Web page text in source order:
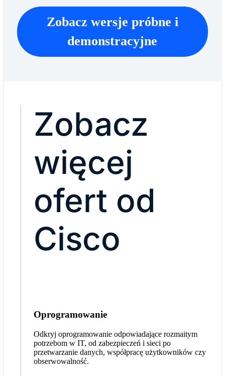
Zobacz wersje próbne i
demonstracyjne
Zobacz
więcej
ofert od
Cisco
Oprogramowanie
Odkryj oprogramowanie odpowiadające rozmaitym
potrzebom w IT, od zabezpieczeń i sieci po
przetwarzanie danych, współpracę użytkowników czy
obserwowalność.